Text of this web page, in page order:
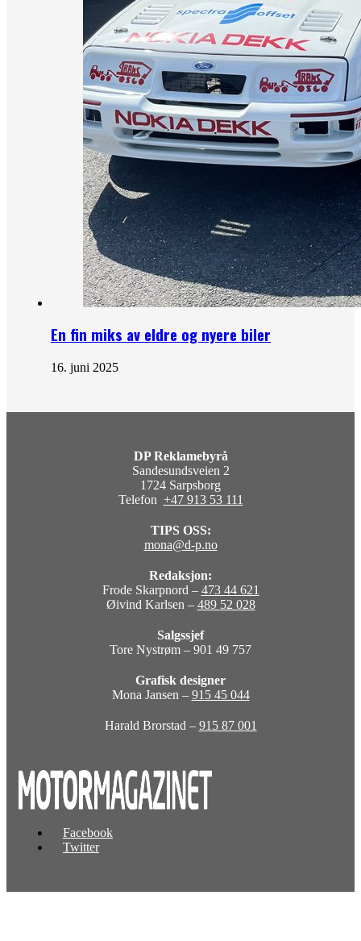
En fin miks av eldre og nyere biler
16. juni 2025
DP Reklamebyrå
Sandesundsveien 2
1724 Sarpsborg
Telefon +47 913 53 111
TIPS OSS:
mona@d-p.no
Redaksjon:
Frode Skarpnord – 473 44 621
Øivind Karlsen – 489 52 028
Salgssjef
Tore Nystrøm – 901 49 757
Grafisk designer
Mona Jansen – 915 45 044
Harald Brorstad – 915 87 001
Facebook
Twitter